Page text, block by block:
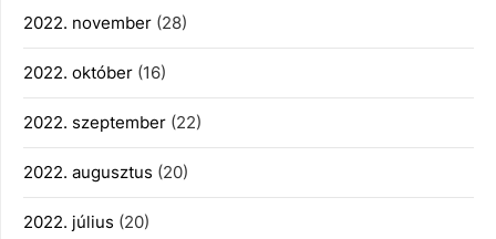
2022. november (28)
2022. október (16)
2022. szeptember (22)
2022. augusztus (20)
2022. július (20)